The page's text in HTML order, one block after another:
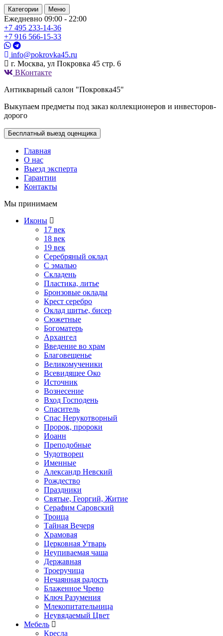
Категории Меню
Ежедневно 09:00 - 22:00
+7 495 233-14-36
+7 916 566-15-33
info@pokrovka45.ru
г. Москва, ул Покровка 45 стр. 6
ВКонтакте
Антикварный салон "Покровка45"
Выкупаем предметы под заказ коллекционеров и инвесторов-
дорого
Бесплатный выезд оценщика
Главная
О нас
Выезд эксперта
Гарантии
Контакты
Мы принимаем
Иконы
17 век
18 век
19 век
Серебряный оклад
С эмалью
Складень
Пластика, литье
Бронзовые оклады
Крест серебро
Оклад шитье, бисер
Сюжетные
Богоматерь
Архангел
Введение во храм
Благовещенье
Великомученики
Всевидящее Око
Источник
Вознесение
Вход Господень
Спаситель
Спас Нерукотворный
Пророк, пророки
Иоанн
Преподобные
Чудотворец
Именные
Александр Невский
Рождество
Праздники
Святые, Георгий, Житие
Серафим Саровский
Троица
Тайная Вечеря
Храмовая
Церковная Утварь
Неупиваемая чаша
Державная
Троеручица
Нечаянная радость
Блаженное Чрево
Ключ Разумения
Млекопитательница
Неувядаемый Цвет
Мебель
Кресла